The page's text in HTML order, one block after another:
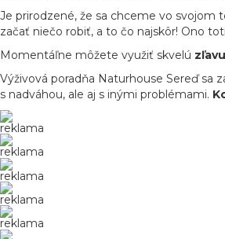
Je prirodzené, že sa chceme vo svojom
začať niečo robiť, a to čo najskôr! Ono
Momentáľne môžete využiť skvelú
Výživová poradňa Naturhouse Sereď
s nadváhou, ale aj s inými problémami.
reklama
reklama
reklama
reklama
reklama